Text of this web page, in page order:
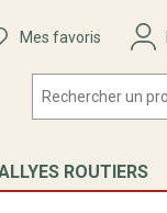
Mes favoris
ROUTIERS